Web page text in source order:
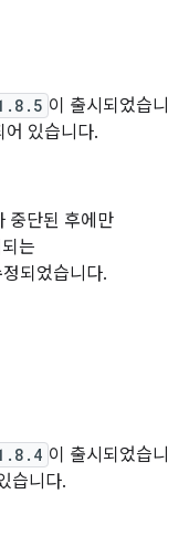
이 출시되었습니
어 있습니다.
중단된 후에만
는
되었습니다.
이 출시되었습니
습니다.